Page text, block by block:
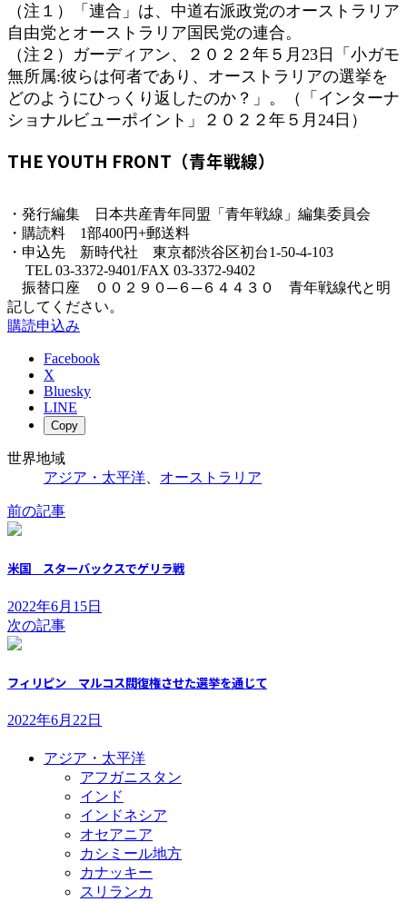
（注１）「連合」は、中道右派政党のオーストラリア
自由党とオーストラリア国民党の連合。
（注２）ガーディアン、２０２２年５月23日「小ガモ
無所属:彼らは何者であり、オーストラリアの選挙を
どのようにひっくり返したのか？」。（「インターナ
ショナルビューポイント」２０２２年５月24日）
THE YOUTH FRONT（青年戦線）
・発行編集 日本共産青年同盟「青年戦線」編集委員会
・購読料 1部400円+郵送料
・申込先 新時代社 東京都渋谷区初台1-50-4-103
TEL 03-3372-9401/FAX 03-3372-9402
振替口座 ００２９０─６─６４４３０ 青年戦線代と明
記してください。
購読申込み
Facebook
X
Bluesky
LINE
Copy
世界地域
アジア・太平洋
オーストラリア
前の記事
米国 スターバックスでゲリラ戦
2022年6月15日
次の記事
フィリピン マルコス閥復権させた選挙を通じて
2022年6月22日
アジア・太平洋
アフガニスタン
インド
インドネシア
オセアニア
カシミール地方
カナッキー
スリランカ